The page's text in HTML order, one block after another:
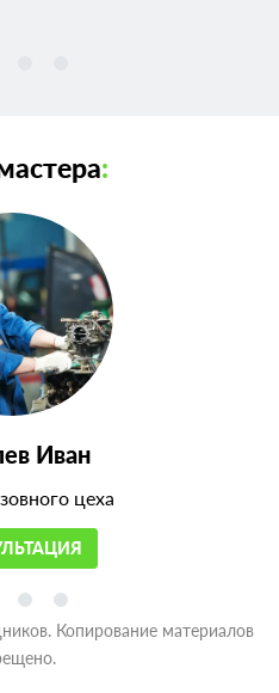
:
Иван
цеха
Копирование материалов